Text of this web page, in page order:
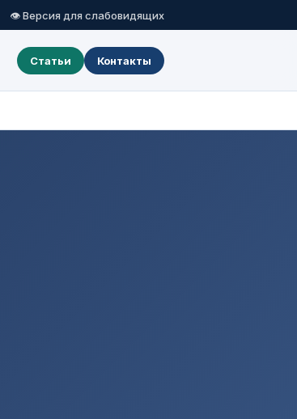
👁 Версия для слабовидящих
Статьи Контакты